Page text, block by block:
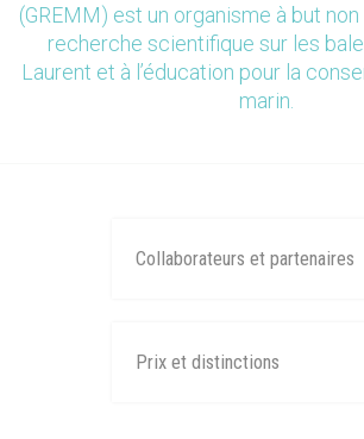
(GREMM) est un organisme à but
recherche scientifique sur les
Laurent et à l’éducation pour la
marin.
Collaborateurs et partenaires
Prix et distinctions